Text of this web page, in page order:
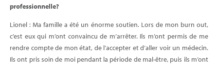
professionnelle?
Lionel : Ma famille a été un énorme soutien. Lors de mon burn out,
c’est eux qui m’ont convaincu de m’arrêter. Ils m’ont permis de me
rendre compte de mon état, de l’accepter et d’aller voir un médecin.
Ils ont pris soin de moi pendant la période de mal-être, puis ils m’ont